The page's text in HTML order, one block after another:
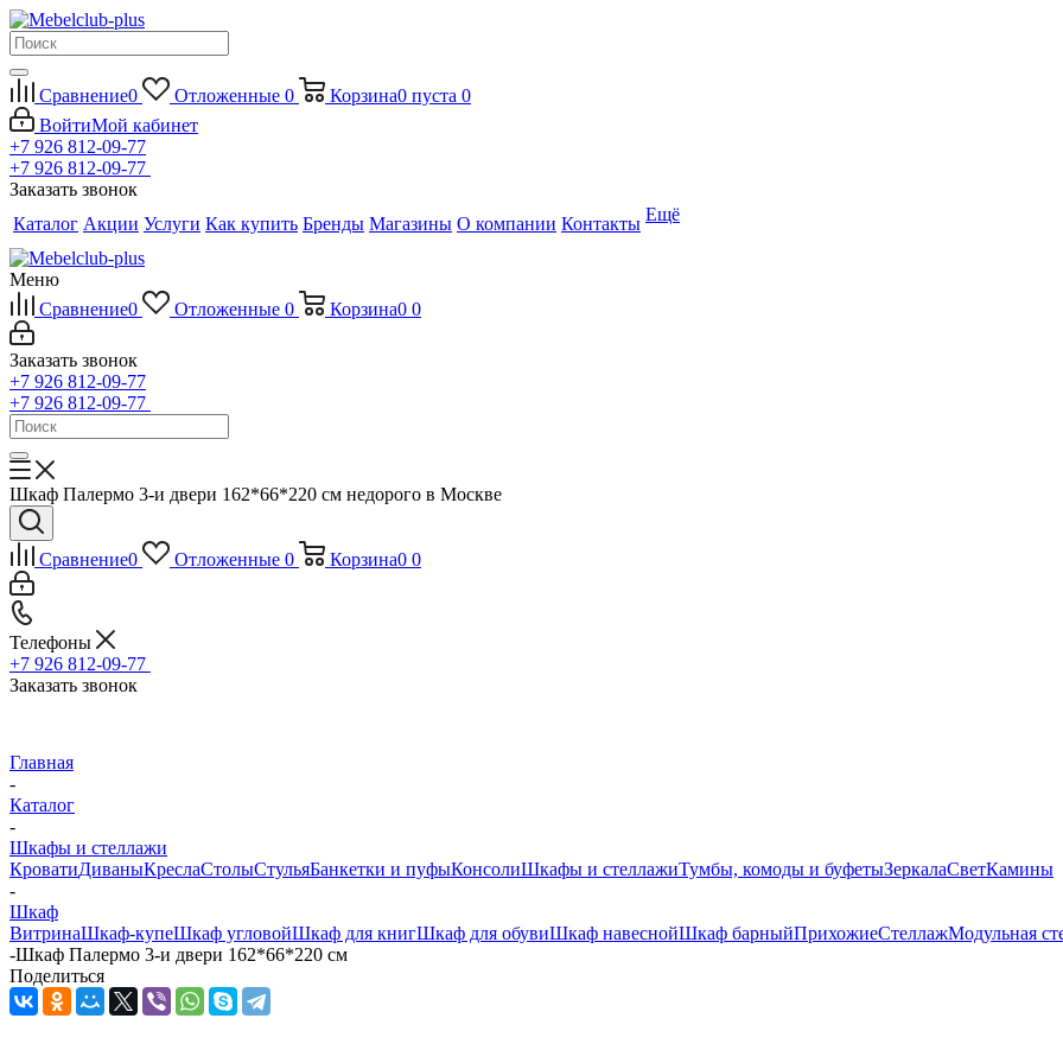
Сравнение0 Отложенные 0 Корзина0 пуста 0
ВойтиМой кабинет
+7 926 812-09-77
+7 926 812-09-77
Заказать звонок
Каталог Акции Услуги Как купить Бренды Магазины О компании Контакты Ещё
Меню
Сравнение0 Отложенные 0 Корзина0 0
Заказать звонок
+7 926 812-09-77
+7 926 812-09-77
Шкаф Палермо 3-и двери 162*66*220 см недорого в Москве
Сравнение0 Отложенные 0 Корзина0 0
Телефоны
+7 926 812-09-77
Заказать звонок
Главная
-
Каталог
-
Шкафы и стеллажи
КроватиДиваныКреслаСтолыСтульяБанкетки и пуфыКонсолиШкафы и стеллажиТумбы, комоды и буфетыЗеркалаСветКамины
-
Шкаф
ВитринаШкаф-купеШкаф угловойШкаф для книгШкаф для обувиШкаф навеснойШкаф барныйПрихожиеСтеллажМодульная
-Шкаф Палермо 3-и двери 162*66*220 см
Поделиться